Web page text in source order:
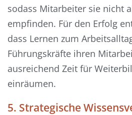
sodass Mitarbeiter sie nicht
empfinden. Für den Erfolg
dass Lernen zum
Führungskräfte ihren
ausreichend Zeit für
einräumen.
5. Strategische